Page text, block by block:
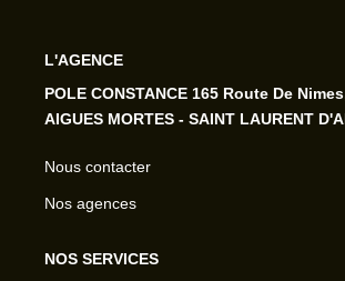
L'AGENCE
POLE CONSTANCE 165 Route De
AIGUES MORTES - SAINT LAURENT
Nous contacter
Nos agences
NOS SERVICES